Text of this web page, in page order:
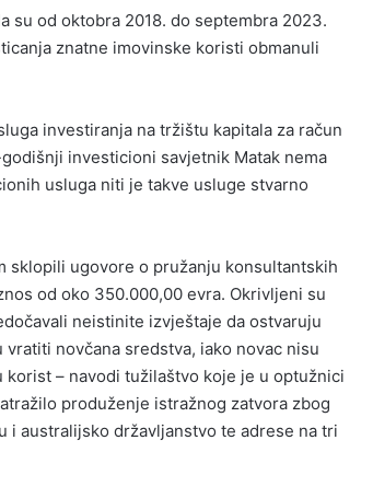
su od oktobra 2018. do septembra 2023.
znatne imovinske koristi obmanuli
investiranja na tržištu kapitala za račun
investicioni savjetnik Matak nema
usluga niti je takve usluge stvarno
sklopili ugovore o pružanju konsultantskih
od oko 350.000,00 evra. Okrivljeni su
neistinite izvještaje da ostvaruju
novčana sredstva, iako novac nisu
– navodi tužilaštvo koje je u optužnici
produženje istražnog zatvora zbog
i australijsko državljanstvo te adrese na tri